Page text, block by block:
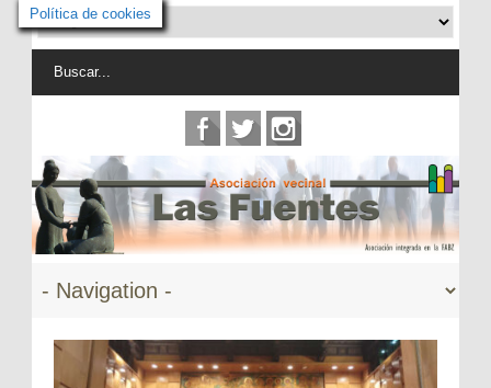
Política de cookies